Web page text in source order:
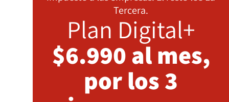
Tercera.
Plan Digital+
$6.990 al mes,
por los 3